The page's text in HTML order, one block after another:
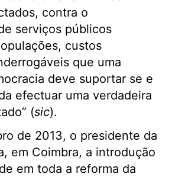
contra o
serviços públicos
custos
que uma
deve suportar se e
efectuar uma verdadeira
(sic).
de 2013, o presidente da
em Coimbra, a introdução
em toda a reforma da